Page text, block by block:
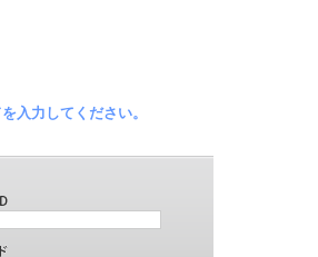
入力してください。